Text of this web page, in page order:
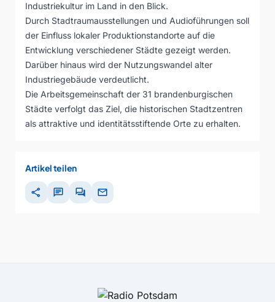
Industriekultur im Land in den Blick.
Durch Stadtraumausstellungen und Audioführungen soll
der Einfluss lokaler Produktionstandorte auf die
Entwicklung verschiedener Städte gezeigt werden.
Darüber hinaus wird der Nutzungswandel alter
Industriegebäude verdeutlicht.
Die Arbeitsgemeinschaft der 31 brandenburgischen
Städte verfolgt das Ziel, die historischen Stadtzentren
als attraktive und identitätsstiftende Orte zu erhalten.
Artikel teilen
share chat forum mail